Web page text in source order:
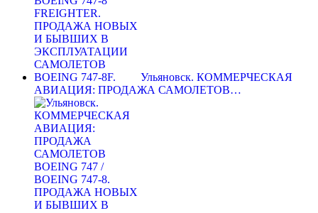
Ульяновск. КОММЕРЧЕСКАЯ
АВИАЦИЯ: ПРОДАЖА САМОЛЕТОВ…